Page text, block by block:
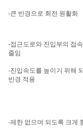
-큰 반경으로 회전 원활화
-접근도로와 진입부의 접
줄임
-진입속도를 높이기 위해
반경 적용
-제한 없으며 되도록 크게